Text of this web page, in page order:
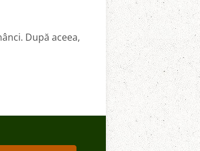
După aceea,